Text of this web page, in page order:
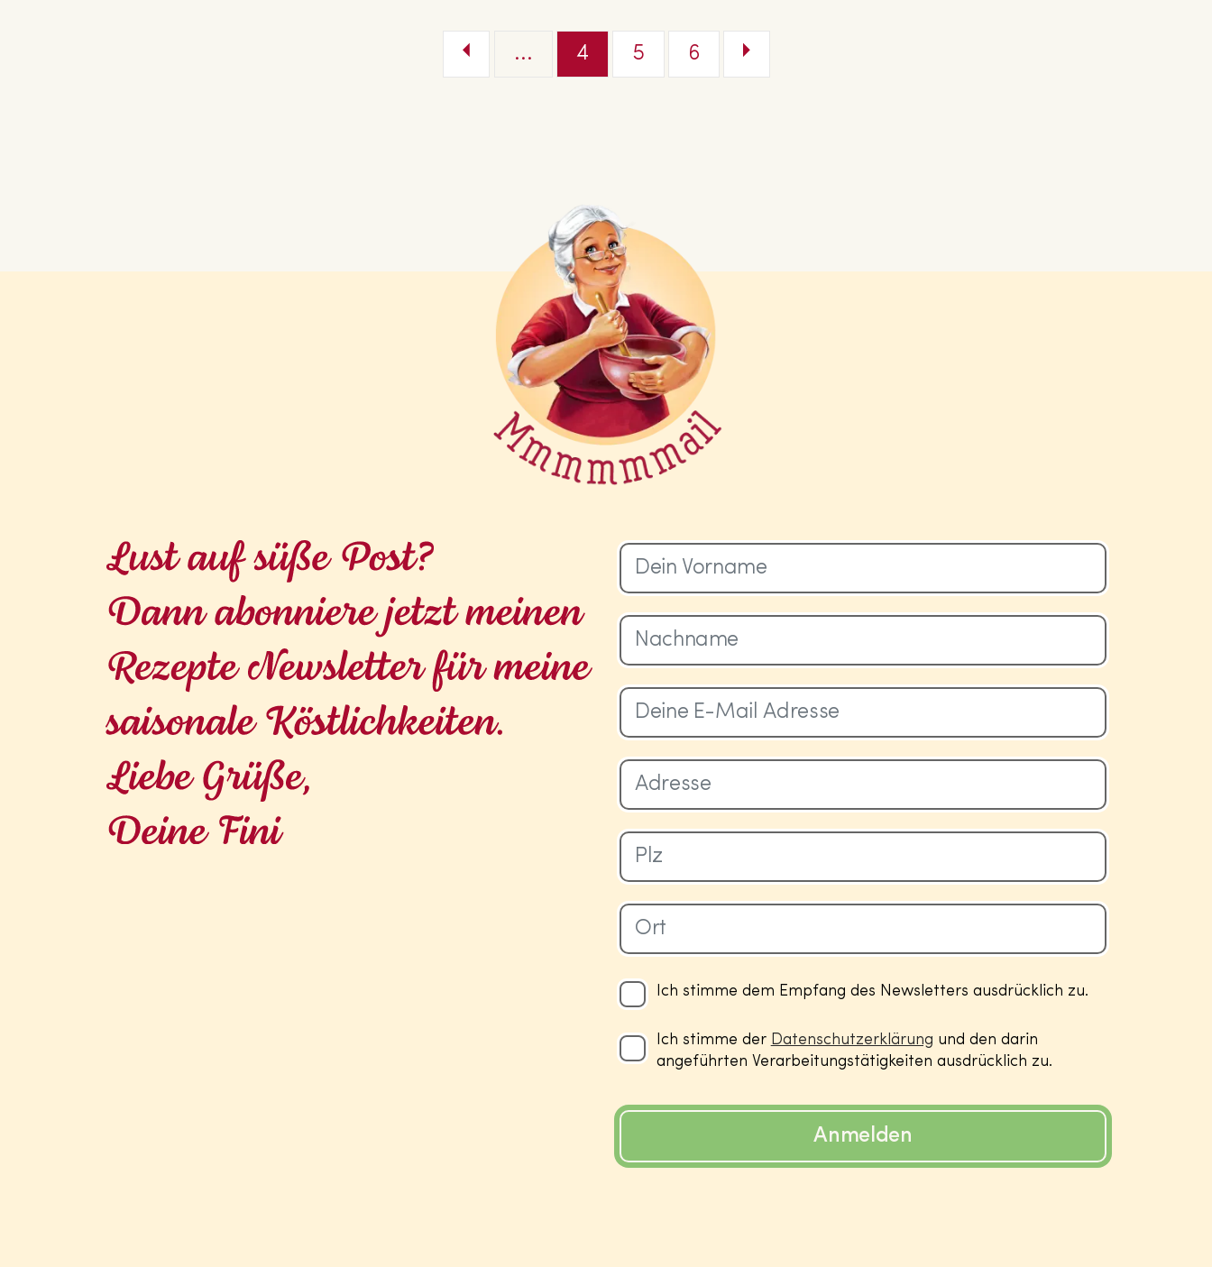
... 4 5 6
Ich stimme dem Empfang des Newsletters ausdrücklich zu.
Ich stimme der Datenschutzerklärung und den darin
angeführten Verarbeitungstätigkeiten ausdrücklich zu.
Anmelden